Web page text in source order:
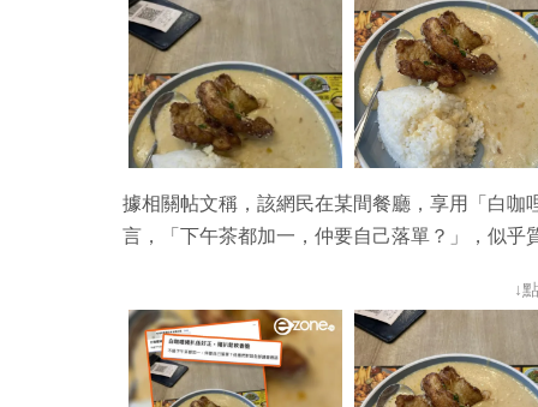
據相關帖文稱，該網民在某間餐廳，享用「白
言，「下午茶都加一，仲要自己落單？」，似
↓